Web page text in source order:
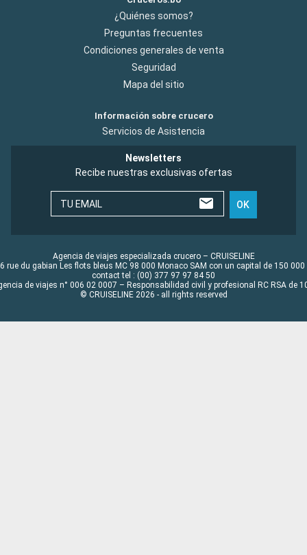
¿Quiénes somos?
Preguntas frecuentes
Condiciones generales de venta
Seguridad
Mapa del sitio
Información sobre crucero
Servicios de Asistencia
Newsletters
Recibe nuestras exclusivas ofertas
TU EMAIL OK
Agencia de viajes especializada crucero – CRUISELINE
rue du gabian Les flots bleus MC 98 000 Monaco SAM con un capital de 150 000
contact tel : (00) 377 97 97 84 50
de viajes n° 006 02 0007 – Responsabilidad civil y profesional RC RSA de
© CRUISELINE 2026 - all rights reserved